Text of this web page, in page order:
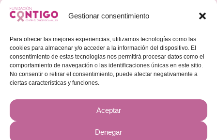
Gestionar consentimiento
Para ofrecer las mejores experiencias, utilizamos tecnologías como las
cookies para almacenar y/o acceder a la información del dispositivo. El
consentimiento de estas tecnologías nos permitirá procesar datos como el
comportamiento de navegación o las identificaciones únicas en este sitio.
No consentir o retirar el consentimiento, puede afectar negativamente a
ciertas características y funciones.
Aceptar
Denegar
La Fundación
Contacto
Actualidad
Colabora